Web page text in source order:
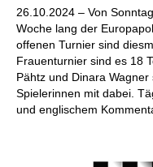
26.10.2024 – Von
Woche lang der
offenen Turnier sind
Frauenturnier sind es 18
Pähtz und Dinara
Spielerinnen mit dabei.
und englischem